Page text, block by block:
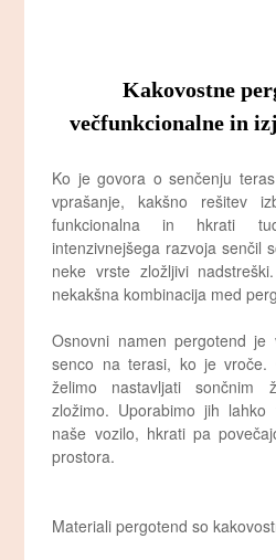
Kakovostne
večfunkcionalne in
Ko je govora o senčenju
vprašanje, kakšno rešitev
funkcionalna in hkrati
intenzivnejšega razvoja senčil
neke vrste zložljivi
nekakšna kombinacija med
Osnovni namen pergotend
senco na terasi, ko je
želimo nastavljati sončnim
zložimo. Uporabimo jih
naše vozilo, hkrati pa
prostora.
Materiali pergotend so